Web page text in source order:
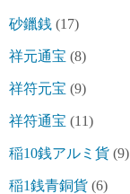
砂鑞銭 (17)
祥元通宝 (8)
祥符元宝 (9)
祥符通宝 (11)
稲10銭アルミ貨 (9)
稲1銭青銅貨 (6)